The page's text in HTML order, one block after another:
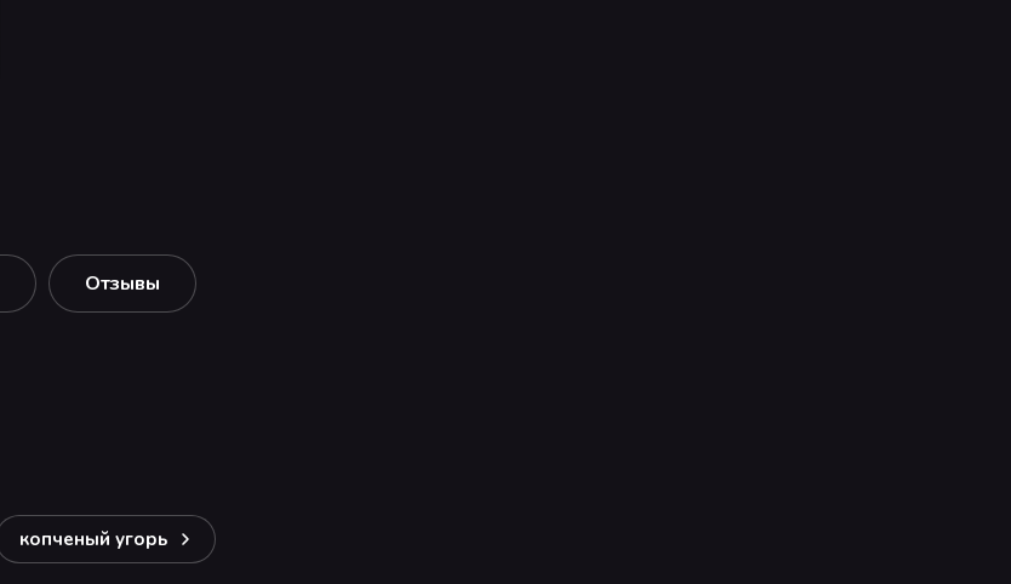
Отзывы
копченый угорь